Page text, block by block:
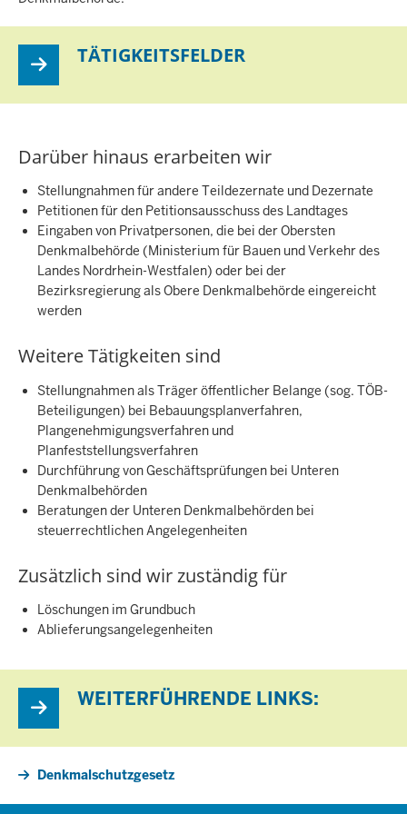
TÄTIGKEITSFELDER
Darüber hinaus erarbeiten wir
Stellungnahmen für andere Teildezernate und Dezernate
Petitionen für den Petitionsausschuss des Landtages
Eingaben von Privatpersonen, die bei der Obersten
Denkmalbehörde (Ministerium für Bauen und Verkehr des
Landes Nordrhein-Westfalen) oder bei der
Bezirksregierung als Obere Denkmalbehörde eingereicht
werden
Weitere Tätigkeiten sind
Stellungnahmen als Träger öffentlicher Belange (sog. TÖB-
Beteiligungen) bei Bebauungsplanverfahren,
Plangenehmigungsverfahren und
Planfeststellungsverfahren
Durchführung von Geschäftsprüfungen bei Unteren
Denkmalbehörden
Beratungen der Unteren Denkmalbehörden bei
steuerrechtlichen Angelegenheiten
Zusätzlich sind wir zuständig für
Löschungen im Grundbuch
Ablieferungsangelegenheiten
WEITERFÜHRENDE LINKS:
Denkmalschutzgesetz